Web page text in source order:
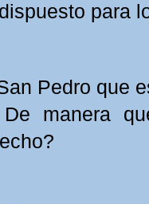
para
Pedro que
manera